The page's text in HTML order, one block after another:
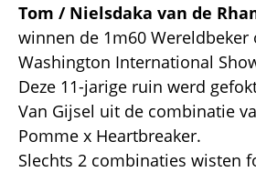
Tom / Nielsdaka van de
winnen de 1m60 Wereldbeker
Washington International
Deze 11-jarige ruin werd
Van Gijsel uit de combinatie
Pomme x Heartbreaker.
Slechts 2 combinaties wisten